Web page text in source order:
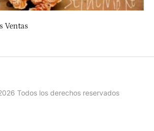
Ventas
Todos los derechos reservados